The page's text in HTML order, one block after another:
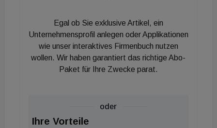
Egal ob Sie exklusive Artikel, ein
Unternehmensprofil anlegen oder Applikationen
wie unser interaktives Firmenbuch nutzen
wollen. Wir haben garantiert das richtige Abo-
Paket für Ihre Zwecke parat.
oder
Ihre Vorteile